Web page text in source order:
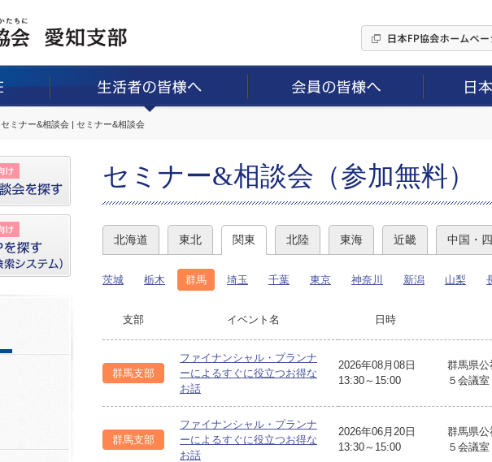
セミナー&相談会 | セミナー&相談会
セミナー&相談会（参加無料）
北海道 東北 関東 北陸 東海 近畿 中国・
茨城 栃木 群馬 埼玉 千葉 東京 神奈川 新潟 山梨
支部 イベント名 日時
群馬支部
ファイナンシャル・プランナ
ーによるすぐに役立つお得な
お話
2026年08月08日
13:30～15:00
群馬県
５会議室
群馬支部
ファイナンシャル・プランナ
ーによるすぐに役立つお得な
お話
2026年06月20日
13:30～15:00
群馬県
５会議室